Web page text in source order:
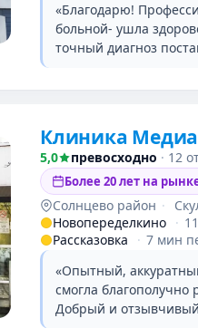
«Благодарю!
больной- ушла
точный диагноз
Клиника
5,0 превосходно · 12
Более 20 лет на
Солнцево район ·
Новопеределкино ·
Рассказовка
· 7 мин
«Опытный,
смогла
Добрый и